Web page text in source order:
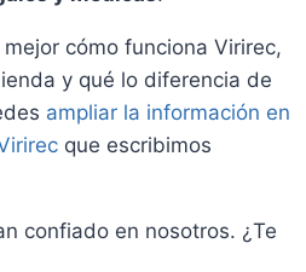
cómo funciona Virirec,
y qué lo diferencia de
ampliar la información en
que escribimos
confiado en nosotros. ¿Te